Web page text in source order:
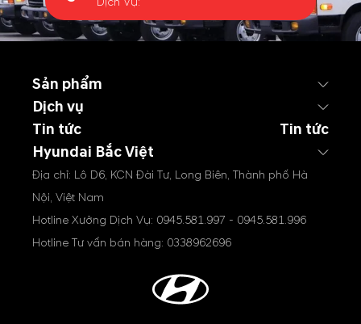
Sản phẩm
Dịch vụ
Tin tức
Tin tức
Hyundai Bắc Việt
Địa chỉ: Lô D6, KCN Đài Tư, Long Biên, Thành phố Hà
Nội, Việt Nam
Hotline Xưởng Dịch Vụ: 0945.581.997 - 0945.581.996
Hotline Tư vấn bán hàng: 0338962696